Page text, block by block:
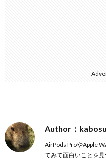
Author：
AirPods ProやApple
てみて面白いことを